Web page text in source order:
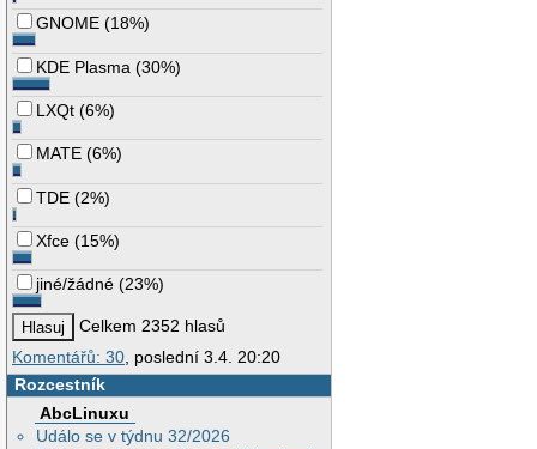
GNOME (18%)
KDE Plasma (30%)
LXQt (6%)
MATE (6%)
TDE (2%)
Xfce (15%)
jiné/žádné (23%)
Celkem 2352 hlasů
Komentářů: 30 , poslední 3.4. 20:20
Rozcestník
AbcLinuxu
Událo se v týdnu 32/2026